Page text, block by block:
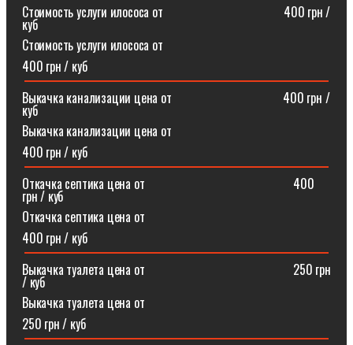
Стоимость услуги илососа от⠀⠀⠀⠀⠀⠀⠀⠀⠀⠀⠀⠀⠀400 грн /
куб
Стоимость услуги илососа от
400 грн / куб
Выкачка канализации цена от⠀⠀⠀⠀⠀⠀⠀⠀⠀⠀⠀⠀400 грн /
куб
Выкачка канализации цена от
400 грн / куб
Откачка септика цена от⠀⠀⠀⠀⠀⠀⠀⠀⠀⠀⠀⠀⠀⠀⠀⠀400
грн / куб
Откачка септика цена от
400 грн / куб
Выкачка туалета цена от⠀⠀⠀⠀⠀⠀⠀⠀⠀⠀⠀⠀⠀⠀⠀⠀250 грн
/ куб
Выкачка туалета цена от
250 грн / куб